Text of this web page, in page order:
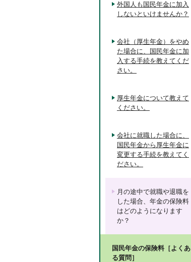
外国人も国民年金に加入
しないといけませんか？
会社（厚生年金）をやめ
た場合に、国民年金に加
入する手続を教えてくだ
さい。
厚生年金について教えて
ください。
会社に就職した場合に、
国民年金から厚生年金に
変更する手続を教えてく
ださい。
月の途中で就職や退職を
した場合、年金の保険料
はどのようになります
か？
国民年金の保険料［よくあ
る質問］